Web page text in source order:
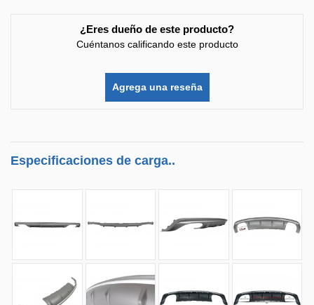
¿Eres dueño de este producto?
Cuéntanos calificando este producto
Agrega una reseña
Especificaciones de carga..